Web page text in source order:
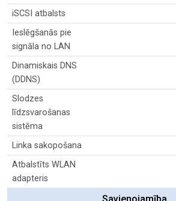
iSCSI atbalsts
Ieslēgšanās pie
signāla no LAN
Dinamiskais DNS
(DDNS)
Slodzes
līdzsvarošanas
sistēma
Linka sakopošana
Atbalstīts WLAN
adapteris